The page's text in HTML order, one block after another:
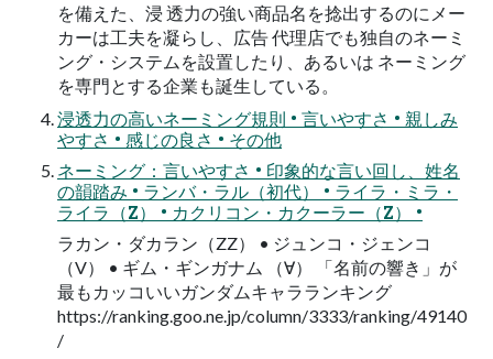
を備えた、浸 透力の強い商品名を捻出するのにメー
カーは工夫を凝らし、広告 代理店でも独自のネーミ
ング・システムを設置したり、あるいは ネーミング
を専門とする企業も誕生している。
浸透力の高いネーミング規則 • 言いやすさ • 親しみ
やすさ • 感じの良さ • その他
ネーミング：言いやすさ • 印象的な言い回し、姓名
の韻踏み • ランバ・ラル（初代） • ライラ・ミラ・
ライラ（Z） • カクリコン・カクーラー（Z） •
ラカン・ダカラン（ZZ） • ジュンコ・ジェンコ
（V） • ギム・ギンガナム （∀） 「名前の響き」が
最もカッコいいガンダムキャラランキング
https://ranking.goo.ne.jp/column/3333/ranking/49140
/